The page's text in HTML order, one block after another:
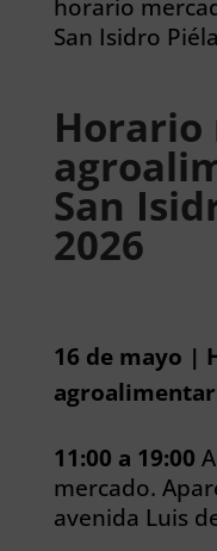
horario
San Isidro
Horario
San
2026
16 de mayo |
11:00 a 19:00
mercado.
avenida Luis